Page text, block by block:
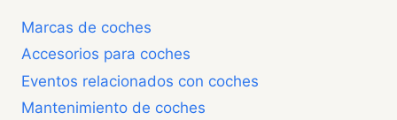
Marcas de coches
Accesorios para coches
Eventos relacionados con coches
Mantenimiento de coches